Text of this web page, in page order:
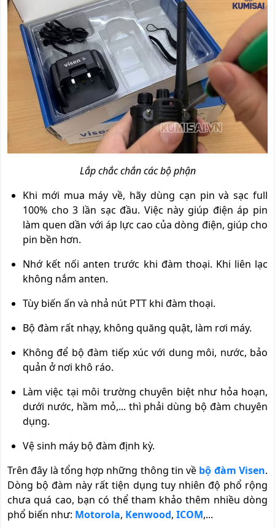
Lắp chắc chắn các bộ phận
Khi mới mua máy về, hãy dùng cạn pin và sạc full
100% cho 3 lần sạc đầu. Việc này giúp điện áp pin
làm quen dần với áp lực cao của dòng điện, giúp cho
pin bền hơn.
Nhớ kết nối anten trước khi đàm thoại. Khi liên lạc
không nắm anten.
Tùy biến ấn và nhả nút PTT khi đàm thoại.
Bộ đàm rất nhạy, không quăng quật, làm rơi máy.
Không để bộ đàm tiếp xúc với dung môi, nước, bảo
quản ở nơi khô ráo.
Làm việc tại môi trường chuyên biệt như hỏa hoạn,
dưới nước, hầm mỏ,... thì phải dùng bộ đàm chuyên
dụng.
Vệ sinh máy bộ đàm định kỳ.
Trên đây là tổng hợp những thông tin về bộ đàm Visen.
Dòng bộ đàm này rất tiện dụng tuy nhiên độ phổ rộng
chưa quá cao, bạn có thể tham khảo thêm nhiều dòng
phổ biến như: Motorola, Kenwood, ICOM,...